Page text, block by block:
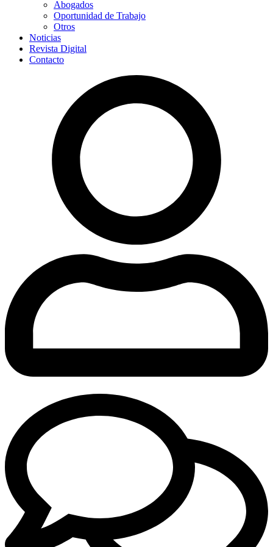
Abogados
Oportunidad de Trabajo
Otros
Noticias
Revista Digital
Contacto